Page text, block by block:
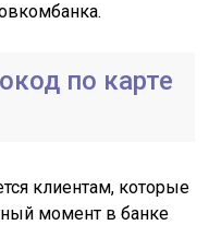
по карте
клиентам, которые
момент в банке